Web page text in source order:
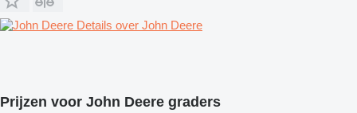
Details over John Deere
Prijzen voor John Deere graders